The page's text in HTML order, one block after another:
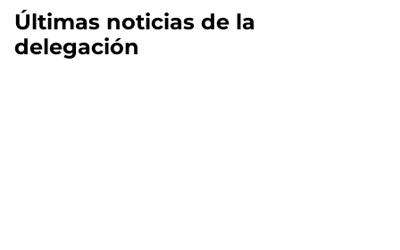
Últimas noticias de la
delegación